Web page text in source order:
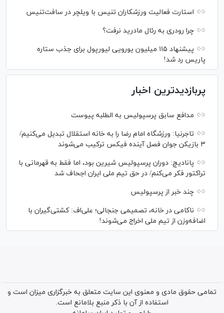
استارت فعالیت ورزشکاران تنیس با ویلچر در سافت‌تنیس
چرا رودری به رئال مادرید نرفت؟
پیشنهاد ۱۱۵ میلیون یورویی لیورپول برای جذب ستاره
پاریس رد شد!
پربازدیدترین اخبار
مدافع سابق پرسپولیس به الطلبه پیوست
تاجرنیا: ورزشگاه امام رضا را به خانه استقلال تبدیل می‌کنیم/
۳ بازیکن جوان فصل آینده فیکس ترکیب می‌شوند
پانادیچ: دوران پرسپولیس شیرین بود، اما فقط به قهرمانی با
تراکتور فکر می‌کنم/ در حق تیم ملی ایران اجحاف شد
چند خبر از پرسپولیس
ناکامی در خانه، تصمیمی جنجالی؛ علی‌اف: کشتی‌گیران با
اضافه‌وزن از تیم ملی اخراج می‌شوند!
تمامی حقوق مادی و معنوی این سایت متعلق به خبرگزاری میزان است و
استفاده از آن با ذکر منبع بلامانع است.